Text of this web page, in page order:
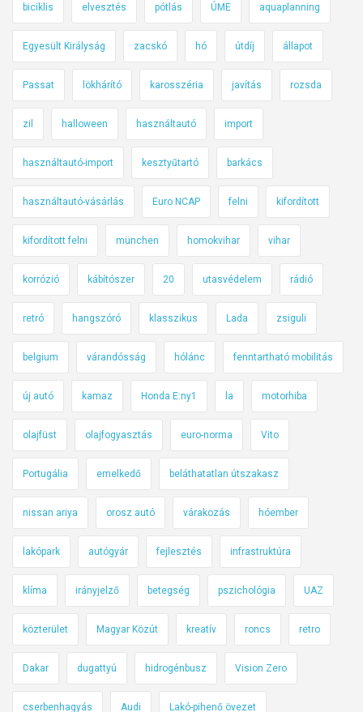
biciklis elvesztés pótlás ÚME aquaplanning
Egyesült Királyság zacskó hó útdíj állapot
Passat lökhárító karosszéria javítás rozsda
zil halloween használtautó import
használtautó-import kesztyűtartó barkács
használtautó-vásárlás Euro NCAP felni kifordított
kifordított felni münchen homokvihar vihar
korrózió kábítószer 20 utasvédelem rádió
retró hangszóró klasszikus Lada zsiguli
belgium várandósság hólánc fenntartható mobilitás
új autó kamaz Honda E:ny1 la motorhiba
olajfüst olajfogyasztás euro-norma Vito
Portugália emelkedő beláthatatlan útszakasz
nissan ariya orosz autó várakozás hóember
lakópark autógyár fejlesztés infrastruktúra
klíma irányjelző betegség pszichológia UAZ
közterület Magyar Közút kreatív roncs retro
Dakar dugattyú hidrogénbusz Vision Zero
cserbenhagyás Audi Lakó-pihenő övezet